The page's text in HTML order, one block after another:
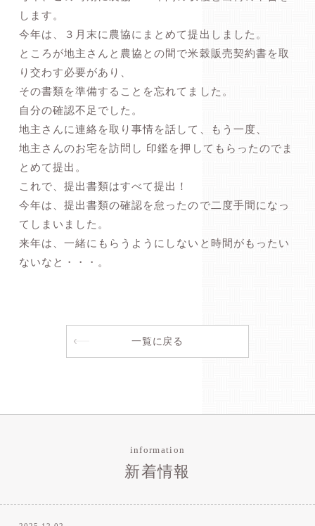
します。
今年は、３月末に農協にまとめて提出しました。
ところが地主さんと農協との間で米穀販売契約書を取
り交わす必要があり、
その書類を準備することを忘れてました。
自分の確認不足でした。
地主さんに連絡を取り事情を話して、もう一度、
地主さんのお宅を訪問し 印鑑を押してもらったのでま
とめて提出。
これで、提出書類はすべて提出！
今年は、提出書類の確認を怠ったので二度手間になっ
てしまいました。
来年は、一緒にもらうようにしないと時間がもったい
ないなと・・・。
一覧に戻る
information
新着情報